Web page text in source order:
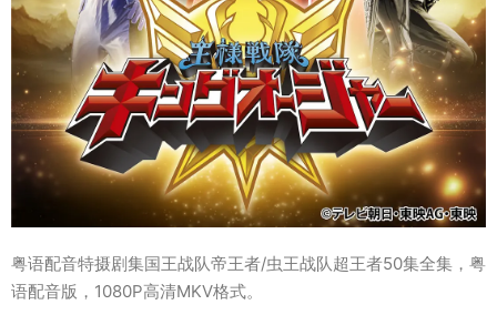
粤语配音特摄剧集国王战队帝王者/虫王战队超王者50集全集，粤
语配音版，1080P高清MKV格式。